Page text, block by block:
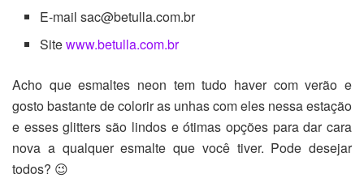
E-mail sac@betulla.com.br
Sitewww.betulla.com.br
Acho que esmaltes neon tem tudo haver com verão e
gosto bastante de colorir as unhas com eles nessa estação
e esses glitters são lindos e ótimas opções para dar cara
nova a qualquer esmalte que você tiver. Pode desejar
todos? 😉